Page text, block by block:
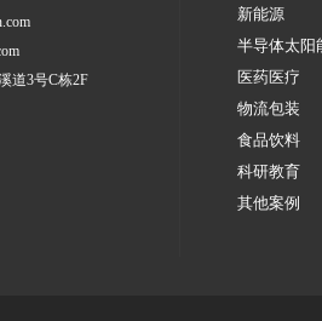
3号C栋2F
新能源
半导体太阳
医药医疗
物流包装
食品饮料
科研教育
其他案例